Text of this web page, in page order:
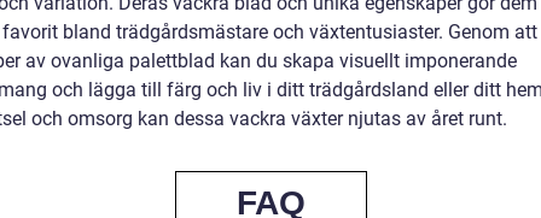
bland trädgårdsmästare och växtentusiaster. Genom
av ovanliga palettblad kan du skapa visuellt imponerande
och lägga till färg och liv i ditt trädgårdsland eller ditt
och omsorg kan dessa vackra växter njutas av året runt.
FAQ